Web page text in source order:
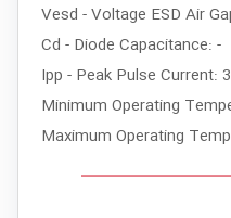
Vesd - Voltage ESD Air
Cd - Diode Capacitance: -
Ipp - Peak Pulse Current:
Minimum Operating
Maximum Operating